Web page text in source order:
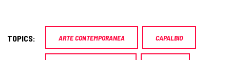
TOPICS: ARTE CONTEMPORANEA CAPALBIO